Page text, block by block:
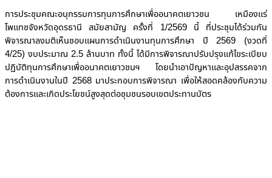
การประชุมคณะอนุกรรมการทุนการศึกษาเพื่ออนาคตเยาวชน เหมืองแร่
โพแทชจังหวัดอุดรธานี สมัยสามัญ ครั้งที่ 1/2569 นี้ ที่ประชุมได้ร่วมกัน
พิจารณาลงมติเห็นชอบแผนการดำเนินงานทุนการศึกษา ปี 2569 (งวดที่
4/25) งบประมาณ 2.5 ล้านบาท ทั้งนี้ ได้มีการพิจารณาปรับปรุงแก้ไขระเบียบ
ปฏิบัติทุนการศึกษาเพื่ออนาคตเยาวชนฯ โดยนำเอาปัญหาและอุปสรรคจาก
การดำเนินงานในปี 2568 มาประกอบการพิจารณา เพื่อให้สอดคล้องกับความ
ต้องการและเกิดประโยชน์สูงสุดต่อชุมชนรอบเขตประทานบัตร